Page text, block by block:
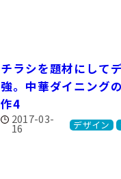
チラシを題材にして
強。中華ダイニング
作4
2017-03-
16 デザイン